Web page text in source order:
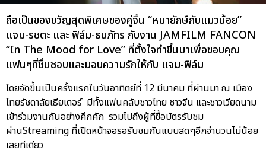
ถือเป็นของขวัญสุดพิเศษของคู่จิ้น “หมายักษ์กับแมวน้อย”
แจม-รชตะ และ ฟิล์ม-ธนภัทร กับงาน JAMFILM FANCON
“In The Mood for Love” ที่ตั้งใจทำขึ้นมาเพื่อขอบคุณ
แฟนๆที่ชื่นชอบและมอบความรักให้กับ แจม-ฟิล์ม
โดยจัดขึ้นเป็นครั้งแรกในวันอาทิตย์ที่ 12 มีนาคม ที่ผ่านมา ณ เมือง
ไทยรัชดาลัยเธียเตอร์ มีทั้งแฟนคลับชาวไทย ชาวจีน และชาวเวียดนาม
เข้าร่วมงานกันอย่างคึกคัก รวมไปถึงผู้ที่ซื้อบัตรรับชม
ผ่านStreaming ที่เปิดหน้าจอรอรับชมกันแบบสดๆอีกจำนวนไม่น้อย
เลยทีเดียว